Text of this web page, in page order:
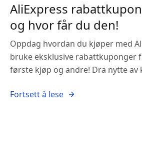
AliExpress
og hvor får du den!
Oppdag hvordan du kjøper med
bruke eksklusive rabattkuponger
første kjøp og andre! Dra nytte av
Fortsett å lese